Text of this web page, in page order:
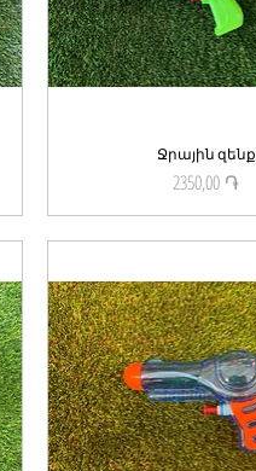
Quick View
Ջրային զենք
Price
2350,00 ֏